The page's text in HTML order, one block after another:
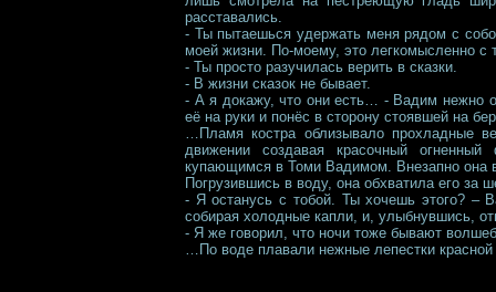
расставались.
- Ты пытаешься удержать меня рядом с
моей жизни. По-моему, это легкомысленно с
- Ты просто разучилась верить в сказки.
- В жизни сказок не бывает.
- А я докажу, что они есть… - Вадим нежно
её на руки и понёс в сторону стоявшей на
…Пламя костра облизывало прохладные
движении создавая красочный
купающимся в Томи Вадимом. Внезапно она
Погрузившись в воду, она обхватила его за
- Я останусь с тобой. Ты хочешь этого? –
собирая холодные капли, и, улыбнувшись,
- Я же говорил, что ночи тоже бывают
…По воде плавали нежные лепестки красной